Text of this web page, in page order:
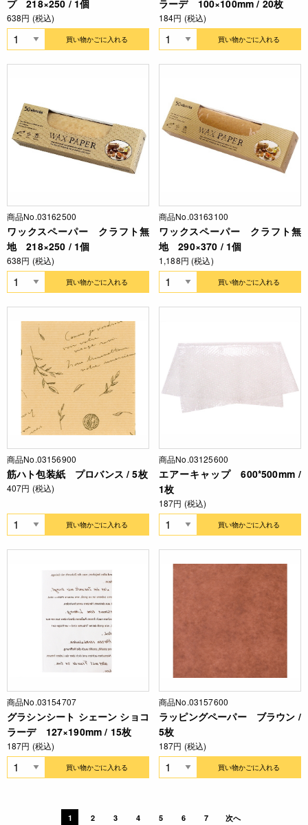
プ 218×250 / 1個
638円 (税込)
買い物かごに入れる
ラーデ 100×100mm / 20枚
184円 (税込)
買い物かごに入れる
商品No.03162500
ワックスペーパー クラフト無
地 218×250 / 1個
638円 (税込)
買い物かごに入れる
商品No.03163100
ワックスペーパー クラフト無
地 290×370 / 1個
1,188円 (税込)
買い物かごに入れる
商品No.03156900
筋ハト包装紙 プロバンス / 5枚
407円 (税込)
買い物かごに入れる
商品No.03125600
エアーキャップ 600*500mm /
1枚
187円 (税込)
買い物かごに入れる
商品No.03154707
グラシンシート シェーン ショコ
ラーデ 127×190mm / 15枚
187円 (税込)
買い物かごに入れる
商品No.03157600
ラッピングペーパー ブラウン /
5枚
187円 (税込)
買い物かごに入れる
1 2 3 4 5 6 7 次へ